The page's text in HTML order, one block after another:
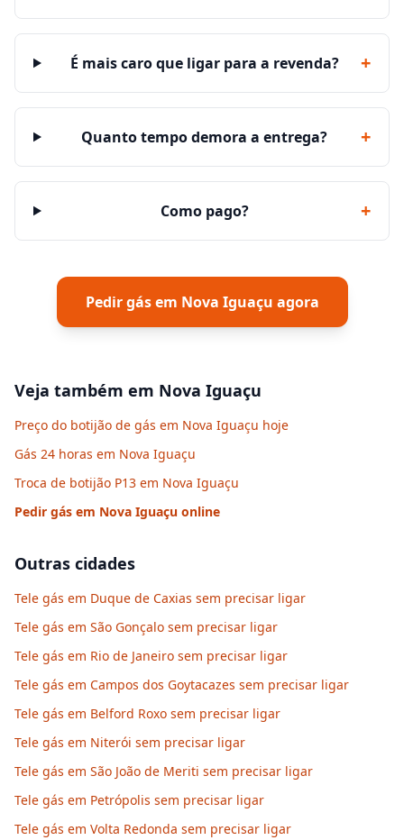
É mais caro que ligar para a revenda? +
Quanto tempo demora a entrega? +
Como pago? +
Pedir gás em Nova Iguaçu agora
Veja também em Nova Iguaçu
Preço do botijão de gás em Nova Iguaçu hoje
Gás 24 horas em Nova Iguaçu
Troca de botijão P13 em Nova Iguaçu
Pedir gás em Nova Iguaçu online
Outras cidades
Tele gás em Duque de Caxias sem precisar ligar
Tele gás em São Gonçalo sem precisar ligar
Tele gás em Rio de Janeiro sem precisar ligar
Tele gás em Campos dos Goytacazes sem precisar ligar
Tele gás em Belford Roxo sem precisar ligar
Tele gás em Niterói sem precisar ligar
Tele gás em São João de Meriti sem precisar ligar
Tele gás em Petrópolis sem precisar ligar
Tele gás em Volta Redonda sem precisar ligar